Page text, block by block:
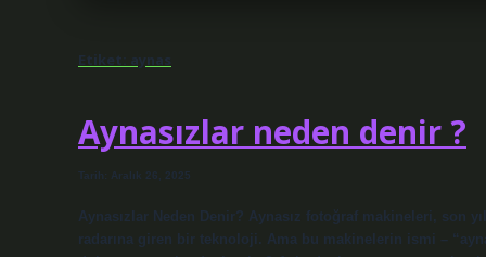
Etiket: aynas
Aynasızlar neden denir ?
Tarih: Aralık 26, 2025
Aynasızlar Neden Denir? Aynasız fotoğraf makineleri, son
radarına giren bir teknoloji. Ama bu makinelerin ismi –